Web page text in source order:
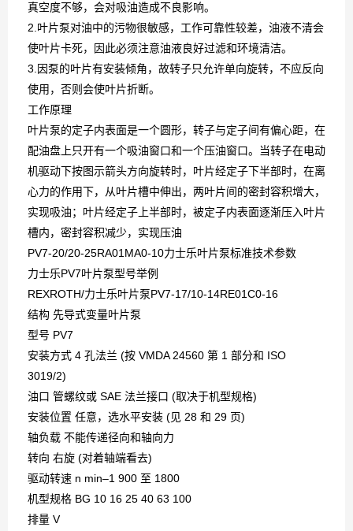
真空度不够，会对吸油造成不良影响。
2.叶片泵对油中的污物很敏感，工作可靠性较差，油液不清会
使叶片卡死，因此必须注意油液良好过滤和环境清洁。
3.因泵的叶片有安装倾角，故转子只允许单向旋转，不应反向
使用，否则会使叶片折断。
工作原理
叶片泵的定子内表面是一个圆形，转子与定子间有偏心距，在
配油盘上只开有一个吸油窗口和一个压油窗口。当转子在电动
机驱动下按图示箭头方向旋转时，叶片经定子下半部时，在离
心力的作用下，从叶片槽中伸出，两叶片间的密封容积增大，
实现吸油；叶片经定子上半部时，被定子内表面逐渐压入叶片
槽内，密封容积减少，实现压油
PV7-20/20-25RA01MA0-10力士乐叶片泵标准技术参数
力士乐PV7叶片泵型号举例
REXROTH/力士乐叶片泵PV7-17/10-14RE01C0-16
结构 先导式变量叶片泵
型号 PV7
安装方式 4 孔法兰 (按 VMDA 24560 第 1 部分和 ISO
3019/2)
油口 管螺纹或 SAE 法兰接口 (取决于机型规格)
安装位置 任意，选水平安装 (见 28 和 29 页)
轴负载 不能传递径向和轴向力
转向 右旋 (对着轴端看去)
驱动转速 n min–1 900 至 1800
机型规格 BG 10 16 25 40 63 100
排量 V